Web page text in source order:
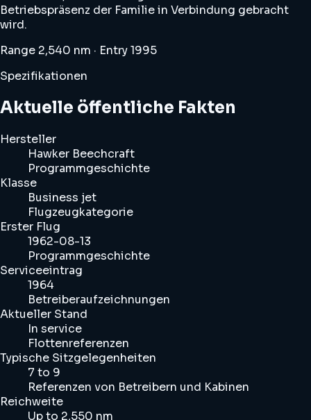
Betriebspräsenz der Familie in Verbindung gebracht
wird.
Range 2,540 nm · Entry 1995
Spezifikationen
Aktuelle öffentliche Fakten
Hersteller
Hawker Beechcraft
Programmgeschichte
Klasse
Business jet
Flugzeugkategorie
Erster Flug
1962-08-13
Programmgeschichte
Serviceeintrag
1964
Betreiberaufzeichnungen
Aktueller Stand
In service
Flottenreferenzen
Typische Sitzgelegenheiten
7 to 9
Referenzen von Betreibern und Kabinen
Reichweite
Up to 2,550 nm